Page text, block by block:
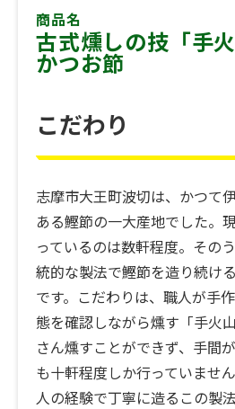
商品名
古式燻しの技「手
かつお節
こだわり
志摩市大王町波切は、かつて
ある鰹節の一大産地でした。
っているのは数軒程度。その
統的な製法で鰹節を造り続け
です。こだわりは、職人が手
態を確認しながら燻す「手火
さん燻すことができず、手間
も十軒程度しか行っていませ
人の経験で丁寧に造るこの製